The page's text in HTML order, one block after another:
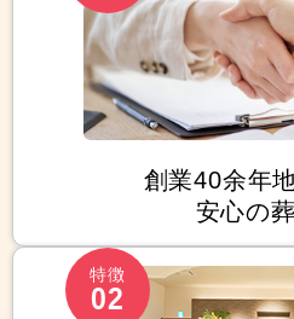
創業40余年
安心の
特徴
02